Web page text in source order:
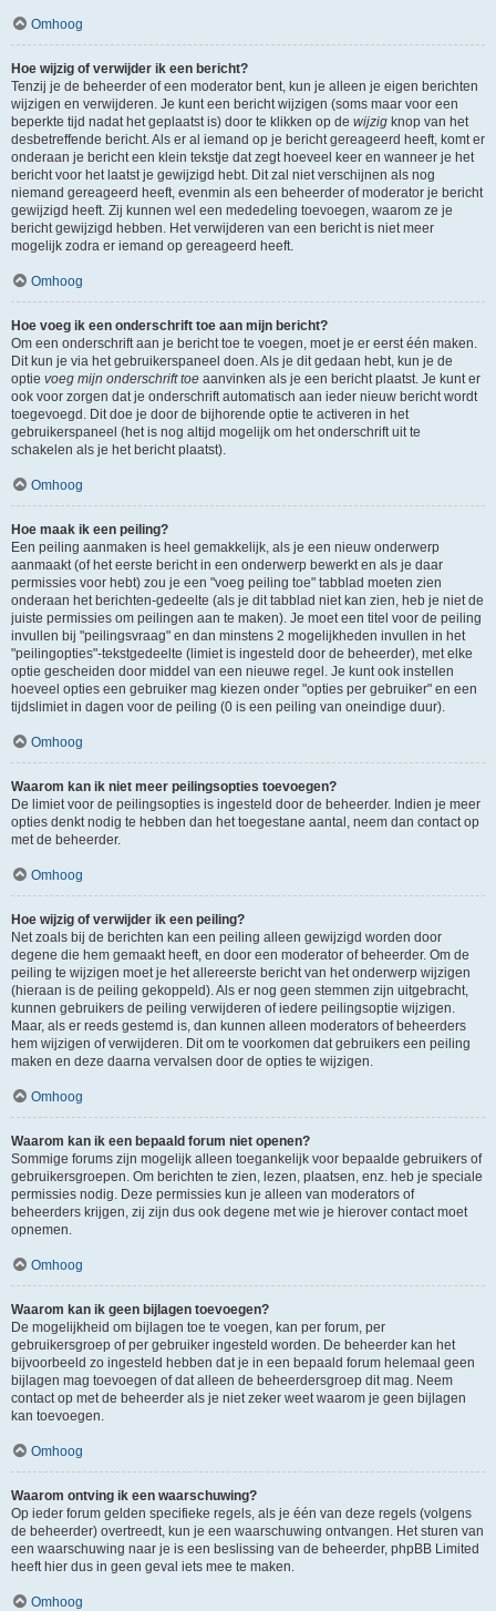
Omhoog
Hoe wijzig of verwijder ik een bericht?
Tenzij je de beheerder of een moderator bent, kun je alleen je eigen berichten
wijzigen en verwijderen. Je kunt een bericht wijzigen (soms maar voor een
beperkte tijd nadat het geplaatst is) door te klikken op de wijzig knop van het
desbetreffende bericht. Als er al iemand op je bericht gereageerd heeft, komt er
onderaan je bericht een klein tekstje dat zegt hoeveel keer en wanneer je het
bericht voor het laatst je gewijzigd hebt. Dit zal niet verschijnen als nog
niemand gereageerd heeft, evenmin als een beheerder of moderator je bericht
gewijzigd heeft. Zij kunnen wel een mededeling toevoegen, waarom ze je
bericht gewijzigd hebben. Het verwijderen van een bericht is niet meer
mogelijk zodra er iemand op gereageerd heeft.
Omhoog
Hoe voeg ik een onderschrift toe aan mijn bericht?
Om een onderschrift aan je bericht toe te voegen, moet je er eerst één maken.
Dit kun je via het gebruikerspaneel doen. Als je dit gedaan hebt, kun je de
optie voeg mijn onderschrift toe aanvinken als je een bericht plaatst. Je kunt er
ook voor zorgen dat je onderschrift automatisch aan ieder nieuw bericht wordt
toegevoegd. Dit doe je door de bijhorende optie te activeren in het
gebruikerspaneel (het is nog altijd mogelijk om het onderschrift uit te
schakelen als je het bericht plaatst).
Omhoog
Hoe maak ik een peiling?
Een peiling aanmaken is heel gemakkelijk, als je een nieuw onderwerp
aanmaakt (of het eerste bericht in een onderwerp bewerkt en als je daar
permissies voor hebt) zou je een "voeg peiling toe" tabblad moeten zien
onderaan het berichten-gedeelte (als je dit tabblad niet kan zien, heb je niet de
juiste permissies om peilingen aan te maken). Je moet een titel voor de peiling
invullen bij "peilingsvraag" en dan minstens 2 mogelijkheden invullen in het
"peilingopties"-tekstgedeelte (limiet is ingesteld door de beheerder), met elke
optie gescheiden door middel van een nieuwe regel. Je kunt ook instellen
hoeveel opties een gebruiker mag kiezen onder "opties per gebruiker" en een
tijdslimiet in dagen voor de peiling (0 is een peiling van oneindige duur).
Omhoog
Waarom kan ik niet meer peilingsopties toevoegen?
De limiet voor de peilingsopties is ingesteld door de beheerder. Indien je meer
opties denkt nodig te hebben dan het toegestane aantal, neem dan contact op
met de beheerder.
Omhoog
Hoe wijzig of verwijder ik een peiling?
Net zoals bij de berichten kan een peiling alleen gewijzigd worden door
degene die hem gemaakt heeft, en door een moderator of beheerder. Om de
peiling te wijzigen moet je het allereerste bericht van het onderwerp wijzigen
(hieraan is de peiling gekoppeld). Als er nog geen stemmen zijn uitgebracht,
kunnen gebruikers de peiling verwijderen of iedere peilingsoptie wijzigen.
Maar, als er reeds gestemd is, dan kunnen alleen moderators of beheerders
hem wijzigen of verwijderen. Dit om te voorkomen dat gebruikers een peiling
maken en deze daarna vervalsen door de opties te wijzigen.
Omhoog
Waarom kan ik een bepaald forum niet openen?
Sommige forums zijn mogelijk alleen toegankelijk voor bepaalde gebruikers of
gebruikersgroepen. Om berichten te zien, lezen, plaatsen, enz. heb je speciale
permissies nodig. Deze permissies kun je alleen van moderators of
beheerders krijgen, zij zijn dus ook degene met wie je hierover contact moet
opnemen.
Omhoog
Waarom kan ik geen bijlagen toevoegen?
De mogelijkheid om bijlagen toe te voegen, kan per forum, per
gebruikersgroep of per gebruiker ingesteld worden. De beheerder kan het
bijvoorbeeld zo ingesteld hebben dat je in een bepaald forum helemaal geen
bijlagen mag toevoegen of dat alleen de beheerdersgroep dit mag. Neem
contact op met de beheerder als je niet zeker weet waarom je geen bijlagen
kan toevoegen.
Omhoog
Waarom ontving ik een waarschuwing?
Op ieder forum gelden specifieke regels, als je één van deze regels (volgens
de beheerder) overtreedt, kun je een waarschuwing ontvangen. Het sturen van
een waarschuwing naar je is een beslissing van de beheerder, phpBB Limited
heeft hier dus in geen geval iets mee te maken.
Omhoog